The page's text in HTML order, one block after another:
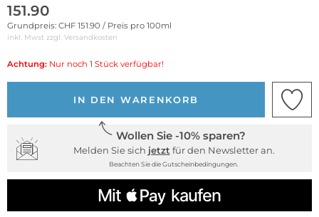
151.90
Grundpreis: CHF 151.90 / Preis pro 100ml
inkl. Mwst zzgl. Versandkosten
Achtung: Nur noch 1 Stück verfügbar!
IN DEN WARENKORB
Wollen Sie -10% sparen?
Melden Sie sich jetzt für den Newsletter an.
Beachten Sie die Gutscheinbedingungen.